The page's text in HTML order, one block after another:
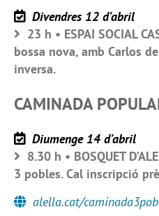
Divendres 12 d’abril
23 h • ESPAI SOCIAL
bossa nova, amb Carlos
inversa.
CAMINADA
Diumenge 14 d’abril
8.30 h • BOSQUET
3 pobles. Cal inscripció
alella.cat/